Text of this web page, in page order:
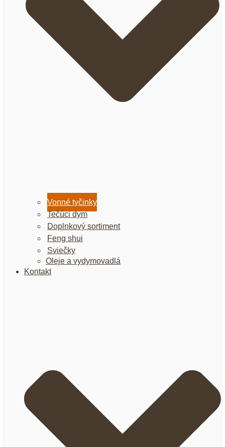
Vonné tyčinky
Tečúci dym
Doplnkový sortiment
Feng shui
Sviečky
Oleje a vydymovadlá
Kontakt